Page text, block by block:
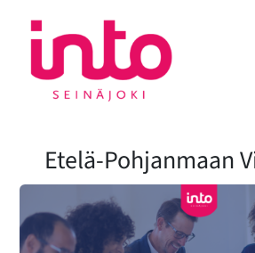
sisältöön
Etelä-Pohjanmaan